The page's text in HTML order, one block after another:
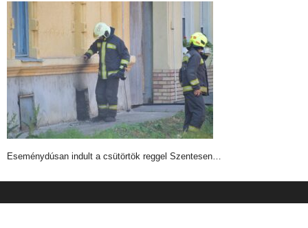
Eseménydúsan indult a csütörtök reggel Szentesen…